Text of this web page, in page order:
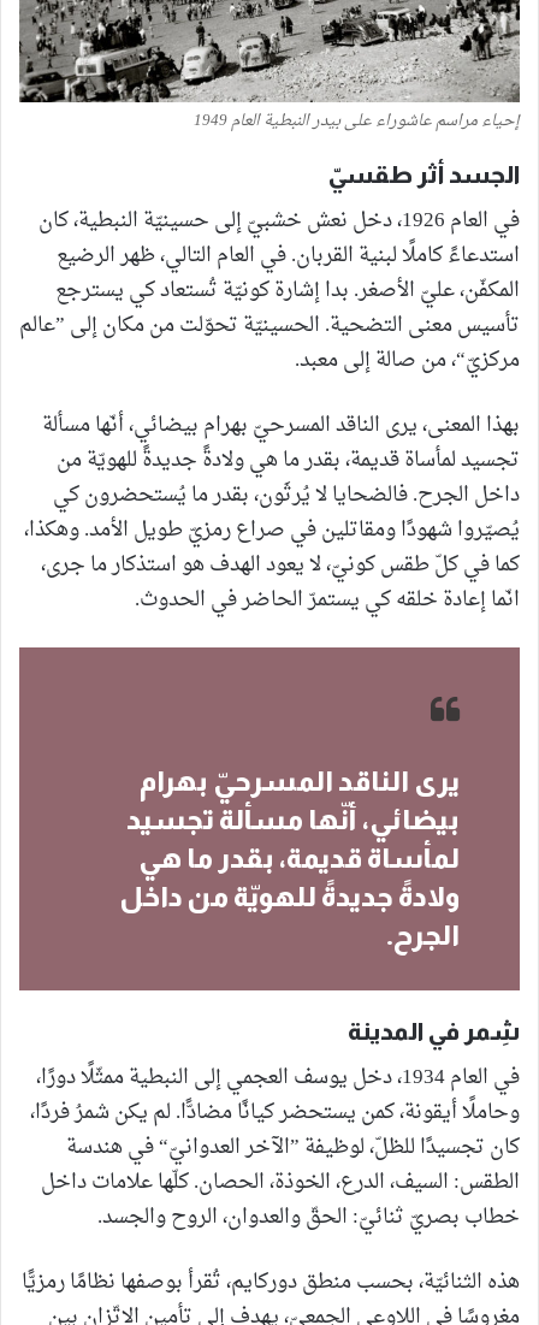
إحياء مراسم عاشوراء على بيدر النبطية العام 1949
الجسد أثر طقسيّ
في العام 1926، دخل نعش خشبيّ إلى حسينيّة النبطية، كان
استدعاءً كاملًا لبنية القربان. في العام التالي، ظهر الرضيع
المكفّن، عليّ الأصغر. بدا إشارة كونيّة تُستعاد كي يسترجع
تأسيس معنى التضحية. الحسينيّة تحوّلت من مكان إلى ”عالم
مركزيّ“، من صالة إلى معبد.
بهذا المعنى، يرى الناقد المسرحيّ بهرام بيضائي، أنّها مسألة
تجسيد لمأساة قديمة، بقدر ما هي ولادةً جديدةً للهويّة من
داخل الجرح. فالضحايا لا يُرثَون، بقدر ما يُستحضرون كي
يُصيّروا شهودًا ومقاتلين في صراع رمزيّ طويل الأمد. وهكذا،
كما في كلّ طقس كونيّ، لا يعود الهدف هو استذكار ما جرى،
انّما إعادة خلقه كي يستمرّ الحاضر في الحدوث.
يرى الناقد المسرحيّ بهرام
بيضائي، أنّها مسألة تجسيد
لمأساة قديمة، بقدر ما هي
ولادةً جديدةً للهويّة من داخل
الجرح.
شِمر في المدينة
في العام 1934، دخل يوسف العجمي إلى النبطية ممثّلًا دورًا،
وحاملًا أيقونة، كمن يستحضر كيانًا مضادًّا. لم يكن شمرُ فردًا،
كان تجسيدًا للظلّ، لوظيفة ”الآخر العدوانيّ“ في هندسة
الطقس: السيف، الدرع، الخوذة، الحصان. كلّها علامات داخل
خطاب بصريّ ثنائيّ: الحقّ والعدوان، الروح والجسد.
هذه الثنائيّة، بحسب منطق دوركايم، تُقرأ بوصفها نظامًا رمزيًّا
مغروسًا في اللاوعي الجمعيّ، يهدف إلى تأمين الاتّزان بين